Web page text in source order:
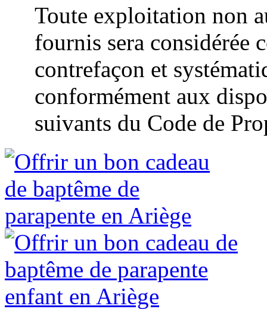
Toute exploitation non
fournis sera considérée
contrefaçon et
conformément aux
suivants du Code de